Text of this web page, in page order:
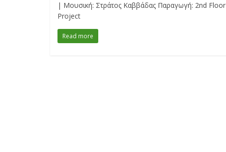
| Μουσική: Στράτος Καββάδας Παραγωγή: 2nd Floor
Project
Read more